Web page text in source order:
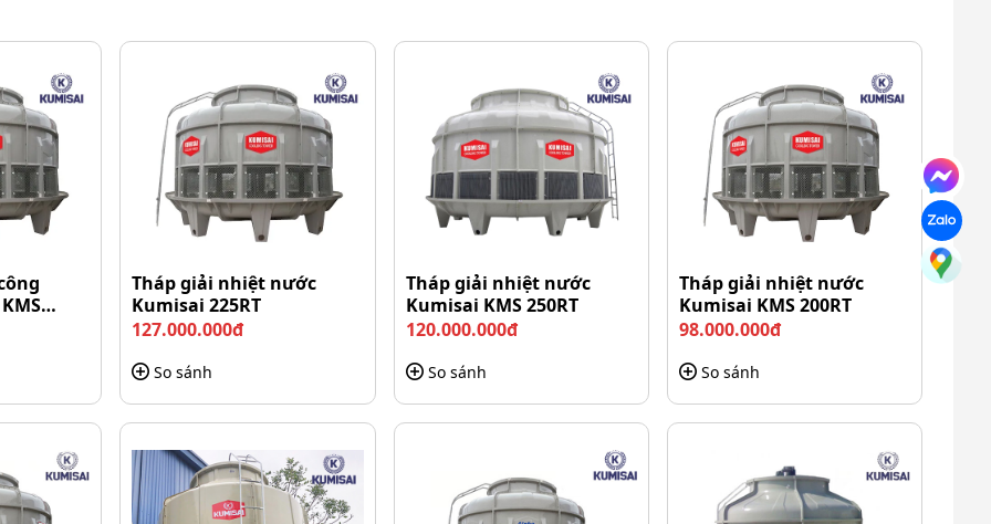
nguồn nước quá nhiệt do hệ thống máy móc, tạo ra
KMS 300RT đã thực hiện tốt công việc của mình
quạt lên tới 10HP, trang bị quạt lớn với đường kính
Hệ thống đường ống vào lớn với kích thước 200mm,
Vì vậy mà khả năng làm mát vô cùng tối ưu, đạt
tiết kiệm chi phí sửa chữa.
Tháp giải nhiệt nước
Kumisai 225RT
127.000.000đ
So sánh
Tháp giải nhiệt nước
Kumisai KMS 250RT
120.000.000đ
So sánh
Tháp giải nhiệt nước
Kumisai KMS 200RT
98.000.000đ
So sánh